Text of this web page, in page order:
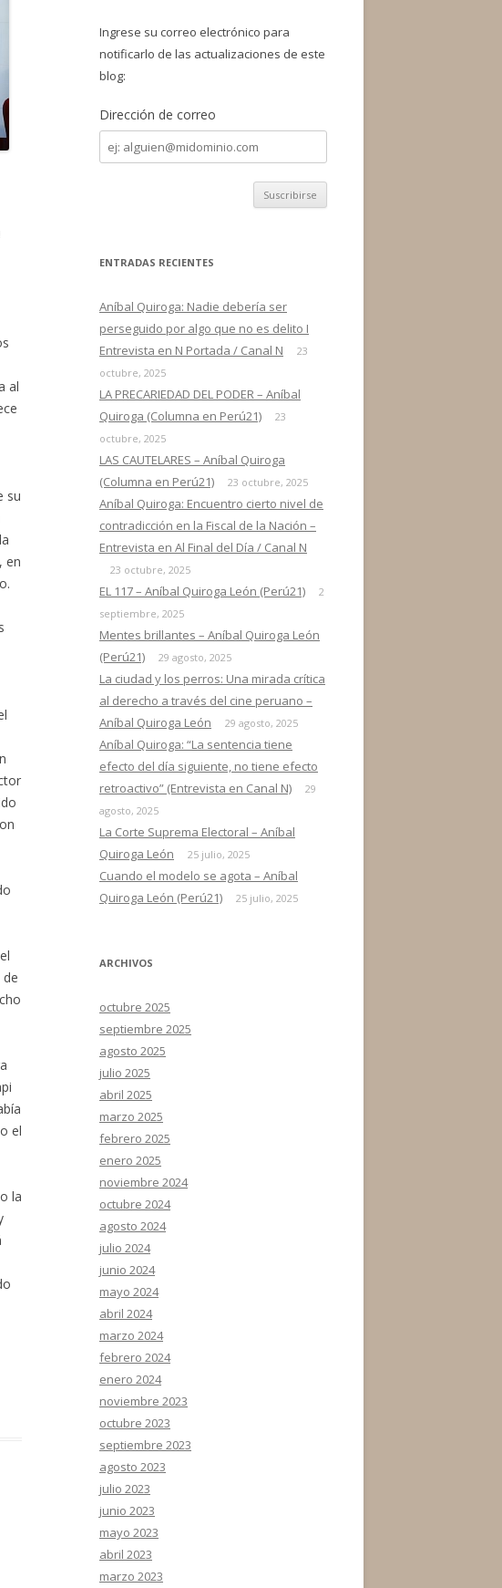
al
su
en
el
la
rIngrese su correo electrónico para
notificarlo de las actualizaciones de este
blog:
Dirección de correo
Dirección
de
correo
ENTRADAS RECIENTES
Aníbal Quiroga: Nadie debería ser
perseguido por algo que no es delito I
Entrevista en N Portada / Canal N
23
octubre, 2025
LA PRECARIEDAD DEL PODER – Aníbal
Quiroga (Columna en Perú21)
23
octubre, 2025
LAS CAUTELARES – Aníbal Quiroga
(Columna en Perú21)
23 octubre, 2025
Aníbal Quiroga: Encuentro cierto nivel de
contradicción en la Fiscal de la Nación –
Entrevista en Al Final del Día / Canal N
23 octubre, 2025
EL 117 – Aníbal Quiroga León (Perú21)
2
septiembre, 2025
Mentes brillantes – Aníbal Quiroga León
(Perú21)
29 agosto, 2025
La ciudad y los perros: Una mirada crítica
al derecho a través del cine peruano –
Aníbal Quiroga León
29 agosto, 2025
Aníbal Quiroga: “La sentencia tiene
efecto del día siguiente, no tiene efecto
retroactivo” (Entrevista en Canal N)
29
agosto, 2025
La Corte Suprema Electoral – Aníbal
Quiroga León
25 julio, 2025
Cuando el modelo se agota – Aníbal
Quiroga León (Perú21)
25 julio, 2025
ARCHIVOS
octubre 2025
septiembre 2025
agosto 2025
julio 2025
abril 2025
marzo 2025
febrero 2025
enero 2025
noviembre 2024
octubre 2024
agosto 2024
julio 2024
junio 2024
mayo 2024
abril 2024
marzo 2024
febrero 2024
enero 2024
noviembre 2023
octubre 2023
septiembre 2023
agosto 2023
julio 2023
junio 2023
mayo 2023
abril 2023
marzo 2023